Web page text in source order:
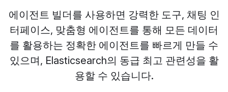
에이전트 빌더를 사용하면 강력한 도구, 채팅 인
터페이스, 맞춤형 에이전트를 통해 모든 데이터
를 활용하는 정확한 에이전트를 빠르게 만들 수
있으며, Elasticsearch의 동급 최고 관련성을 활
용할 수 있습니다.